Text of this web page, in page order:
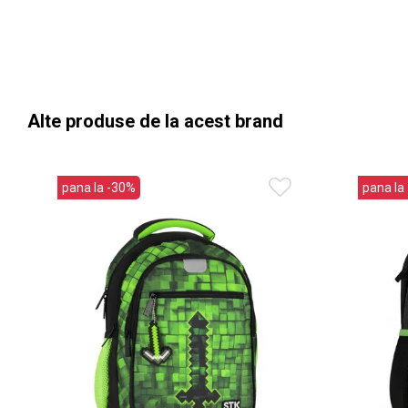
Alte produse de la acest brand
pana la -30% pana la